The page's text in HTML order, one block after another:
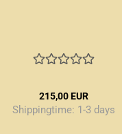
215,00 EUR
Shippingtime: 1-3 days